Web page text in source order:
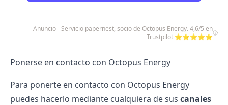
Anuncio - Servicio papernest, socio de Octopus Energy. 4,6/5 en
Trustpilot ⭐⭐⭐⭐⭐
Ponerse en contacto con Octopus Energy
Para ponerte en contacto con Octopus Energy
puedes hacerlo mediante cualquiera de sus canales